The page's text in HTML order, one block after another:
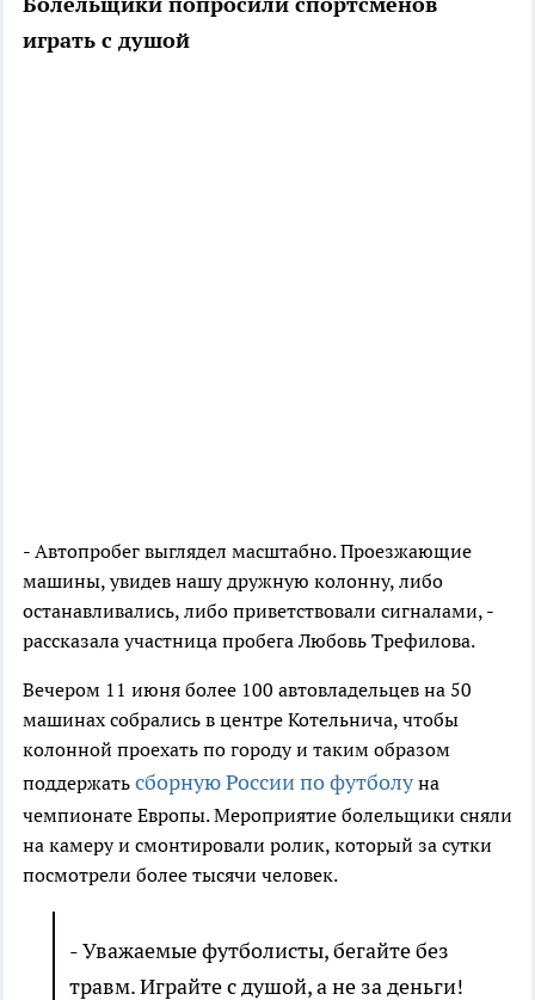
играть с душой
- Автопробег выглядел масштабно. Проезжающие
машины, увидев нашу дружную колонну, либо
останавливались, либо приветствовали сигналами, -
рассказала участница пробега Любовь Трефилова.
Вечером 11 июня более 100 автовладельцев на 50
машинах собрались в центре Котельнича, чтобы
колонной проехать по городу и таким образом
поддержать сборную России по футболуна
чемпионате Европы. Мероприятие болельщики сняли
на камеру и смонтировали ролик, который за сутки
посмотрели более тысячи человек.
- Уважаемые футболисты, бегайте без
травм. Играйте с душой, а не за деньги!